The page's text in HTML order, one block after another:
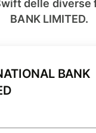
delle diverse
BANK LIMITED.
BANK